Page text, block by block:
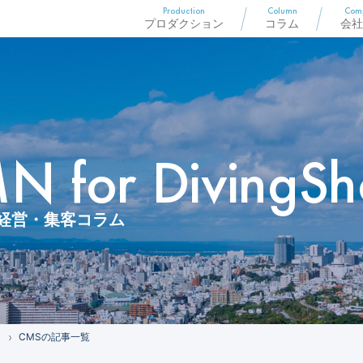
Production
プロダクション
Column
コラム 会
for
営・集客コラム
CMSの記事一覧